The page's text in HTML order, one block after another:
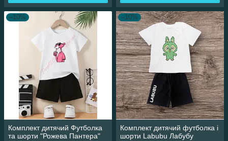
–10%
Комплект дитячий Футболка
та шорти "Рожева Пантера"
–10%
Комплект дитячий футболка і
шорти Labubu Лабубу